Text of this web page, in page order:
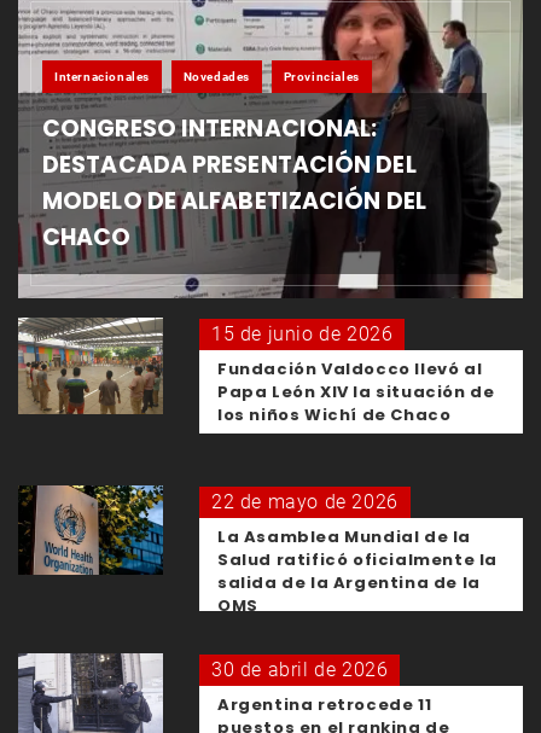
Internacionales Novedades Provinciales
CONGRESO INTERNACIONAL:
DESTACADA PRESENTACIÓN DEL
MODELO DE ALFABETIZACIÓN DEL
CHACO
15 de junio de 2026
Fundación Valdocco llevó al
Papa León XIV la situación de
los niños Wichí de Chaco
22 de mayo de 2026
La Asamblea Mundial de la
Salud ratificó oficialmente la
salida de la Argentina de la
OMS
30 de abril de 2026
Argentina retrocede 11
puestos en el ranking de